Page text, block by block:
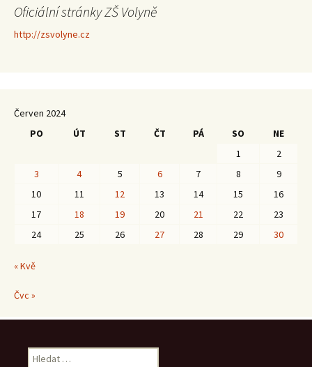
Oficiální stránky ZŠ Volyně
http://zsvolyne.cz
Červen 2024
PO
ÚT ST ČT PÁ SO
NE
1
2
3
4 5 6 7 8
9
10
11 12 13 14 15
16
17
18 19 20 21 22
23
24
25 26 27 28 29 30
« Kvě
Čvc »
Vyhledávání